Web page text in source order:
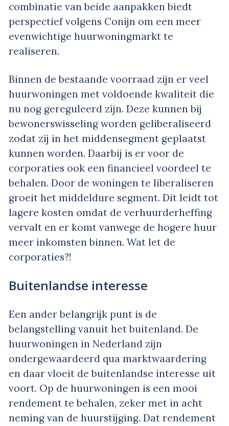
combinatie van beide aanpakken biedt
perspectief volgens Conijn om een meer
evenwichtige huurwoningmarkt te
realiseren.
Binnen de bestaande voorraad zijn er veel
huurwoningen met voldoende kwaliteit die
nu nog gereguleerd zijn. Deze kunnen bij
bewonerswisseling worden geliberaliseerd
zodat zij in het middensegment geplaatst
kunnen worden. Daarbij is er voor de
corporaties ook een financieel voordeel te
behalen. Door de woningen te liberaliseren
groeit het middeldure segment. Dit leidt tot
lagere kosten omdat de verhuurderheffing
vervalt en er komt vanwege de hogere huur
meer inkomsten binnen. Wat let de
corporaties?!
Buitenlandse interesse
Een ander belangrijk punt is de
belangstelling vanuit het buitenland. De
huurwoningen in Nederland zijn
ondergewaardeerd qua marktwaardering
en daar vloeit de buitenlandse interesse uit
voort. Op de huurwoningen is een mooi
rendement te behalen, zeker met in acht
neming van de huurstijging. Dat rendement